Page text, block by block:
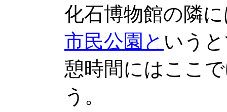
化石博物館の隣
市民公園と いう
憩時間にはここ
う。